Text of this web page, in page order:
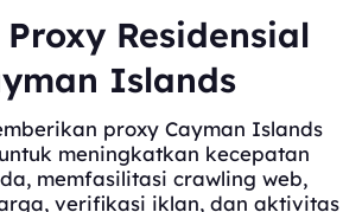
Residensial
Islands
proxy Cayman Islands
meningkatkan kecepatan
memfasilitasi crawling web,
verifikasi iklan, dan aktivitas